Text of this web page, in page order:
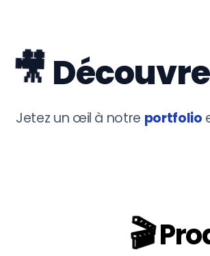
🎥
Jetez un œil à notre portfolio
🎬